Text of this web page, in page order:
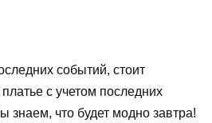
событий, стоит
с учетом последних
знаем, что будет модно завтра!